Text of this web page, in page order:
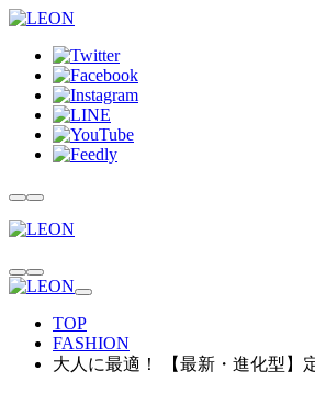
TOP
FASHION
大人に最適！ 【最新・進化型】